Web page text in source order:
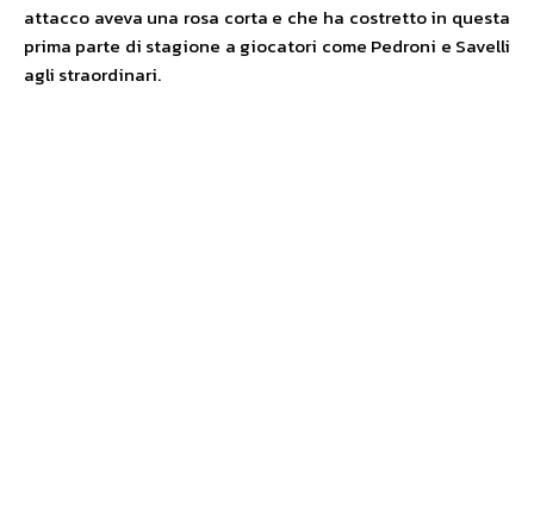
attacco aveva una rosa corta e che ha costretto in questa
prima parte di stagione a giocatori come Pedroni e Savelli
agli straordinari.